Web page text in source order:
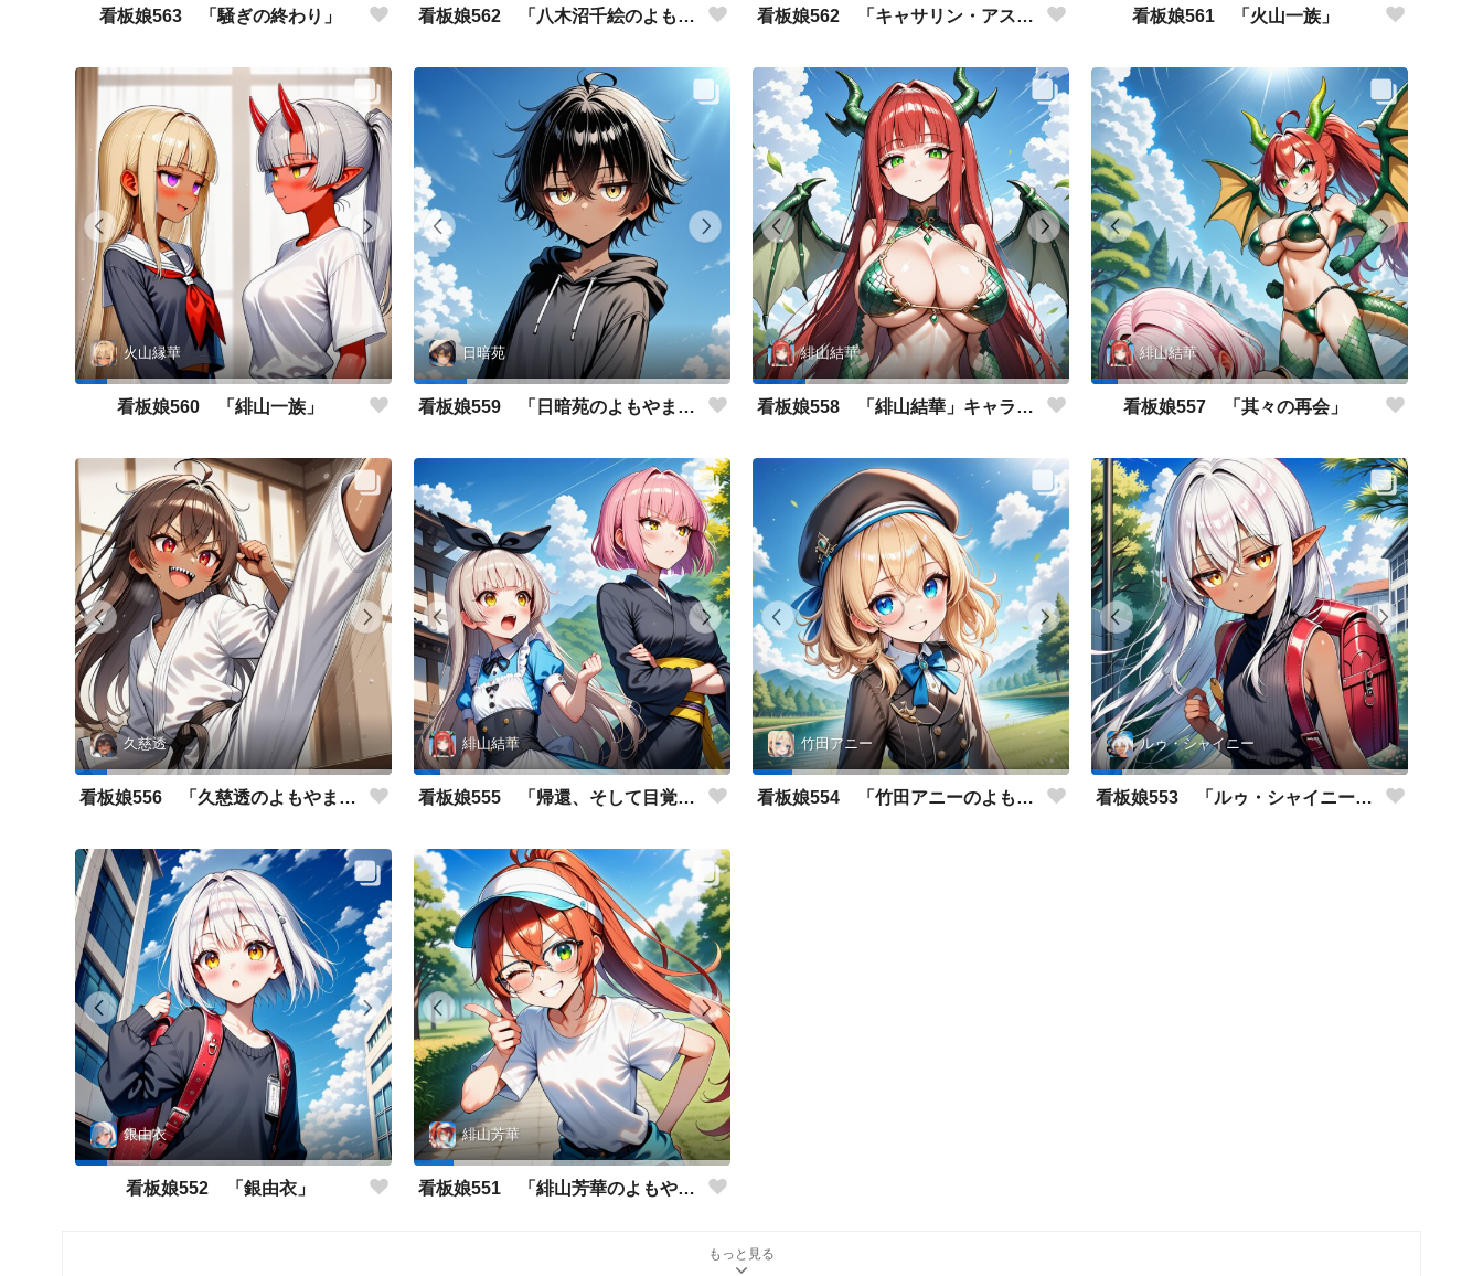
看板娘563 「騒ぎの終わり」 看板娘562 「八木沼千絵のよもやま話」 看板娘562 「キャサリン・アストリーのよもやま話」 看板娘561 「火山一族」
火山縁華
看板娘560 「緋山一族」
日暗苑
看板娘559 「日暗苑のよもやま話」
緋山結華
看板娘558 「緋山結華」キャラクター紹介
緋山結華
看板娘557 「其々の再会」
久慈透
看板娘556 「久慈透のよもやま話」
緋山結華
看板娘555 「帰還、そして目覚め。」
竹田アニー
看板娘554 「竹田アニーのよもやま話」
ルゥ・シャイニー
看板娘553 「ルゥ・シャイニーのよもやま話」
銀由衣
看板娘552 「銀由衣」
緋山芳華
看板娘551 「緋山芳華のよもやま話」
もっと見る